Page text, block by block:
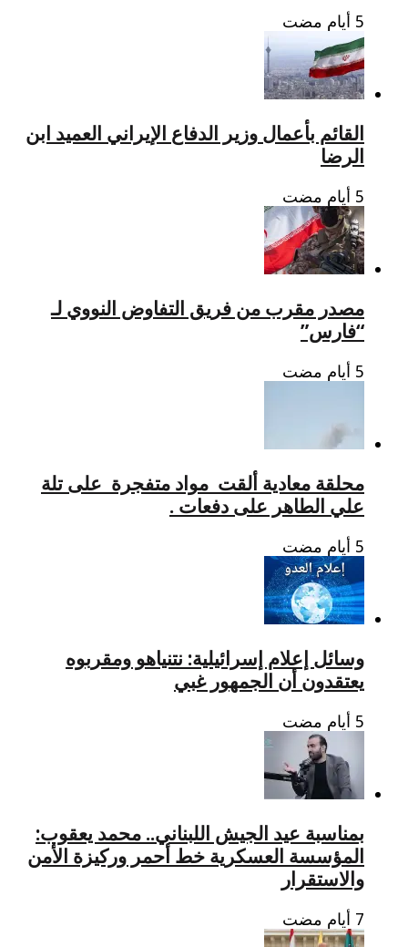
القائم بأعمال وزير الدفاع الإيراني العميد ابن
الرضا
مصدر مقرب من فريق التفاوض النووي لـ
“فارس”
محلقة معادية ألقت مواد متفجرة على تلة
علي الطاهر على دفعات .
وسائل إعلام إسرائيلية: نتنياهو ومقربوه
يعتقدون أن الجمهور غبي
بمناسبة عيد الجيش اللبناني.. محمد يعقوب:
المؤسسة العسكرية خط أحمر وركيزة الأمن
والاستقرار